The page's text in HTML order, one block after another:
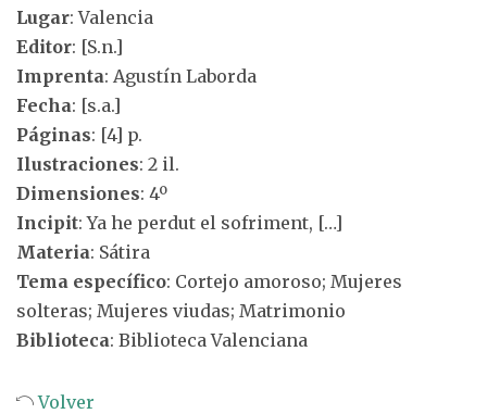
Lugar: Valencia
Editor: [S.n.]
Imprenta: Agustín Laborda
Fecha: [s.a.]
Páginas: [4] p.
Ilustraciones: 2 il.
Dimensiones: 4º
Incipit: Ya he perdut el sofriment, […]
Materia: Sátira
Tema específico: Cortejo amoroso; Mujeres
solteras; Mujeres viudas; Matrimonio
Biblioteca: Biblioteca Valenciana
Volver